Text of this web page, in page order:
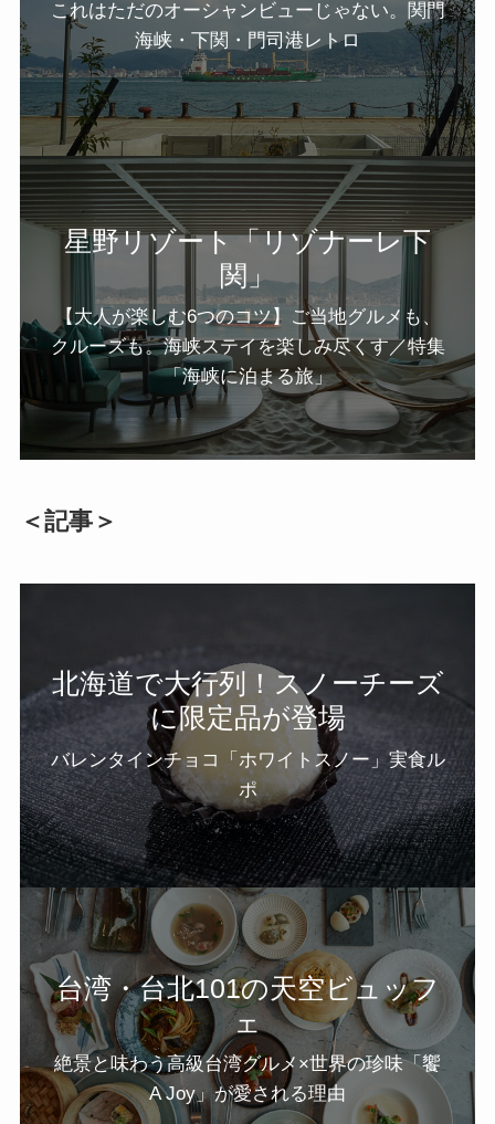
これはただのオーシャンビューじゃない。関門
海峡・下関・門司港レトロ
星野リゾート「リゾナーレ下
関」
【大人が楽しむ6つのコツ】ご当地グルメも、
クルーズも。海峡ステイを楽しみ尽くす／特集
「海峡に泊まる旅」
＜記事＞
北海道で大行列！スノーチーズ
に限定品が登場
バレンタインチョコ「ホワイトスノー」実食ル
ポ
台湾・台北101の天空ビュッフ
ェ
絶景と味わう高級台湾グルメ×世界の珍味「饗
A Joy」が愛される理由